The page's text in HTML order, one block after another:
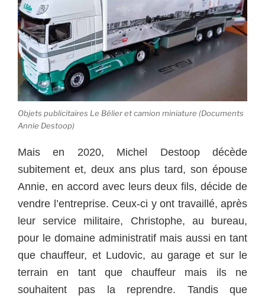
Objets publicitaires Le Bélier et camion miniature (Documents
Annie Destoop)
Mais en 2020, Michel Destoop décède
subitement et, deux ans plus tard, son épouse
Annie, en accord avec leurs deux fils, décide de
vendre l’entreprise. Ceux-ci y ont travaillé, après
leur service militaire, Christophe, au bureau,
pour le domaine administratif mais aussi en tant
que chauffeur, et Ludovic, au garage et sur le
terrain en tant que chauffeur mais ils ne
souhaitent pas la reprendre. Tandis que